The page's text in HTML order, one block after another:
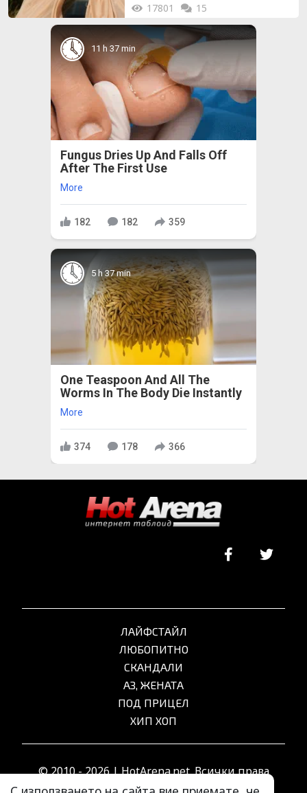
17801 15
11 h 37 min
Fungus Dries Up And Falls Off
After The First Use
More
182 182 359
5 h 37 min
One Teaspoon And All The
Worms In The Body Die Instantly
More
374 178 366
ЛАЙФСТАЙЛ
ЛЮБОПИТНО
СКАНДАЛИ
АЗ, ЖЕНАТА
ПОД ПРИЦЕЛ
ХИП ХОП
© 2010 - 2026 | HotArena.net. Всички права
запазени.